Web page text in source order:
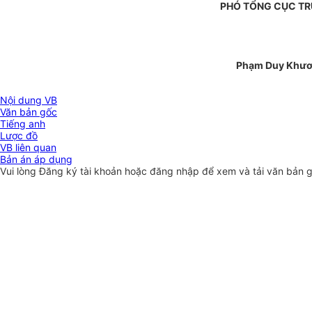
PHÓ TỔNG CỤC
Phạm Duy
Nội dung VB
Văn bản gốc
Tiếng anh
Lược đồ
VB liên quan
Bản án áp dụng
Vui lòngĐăng ký tài khoản hoặc đăng nhập để xem và tải văn bản